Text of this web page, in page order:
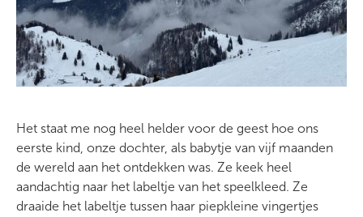
Het staat me nog heel helder voor de geest hoe ons
eerste kind, onze dochter, als babytje van vijf maanden
de wereld aan het ontdekken was. Ze keek heel
aandachtig naar het labeltje van het speelkleed. Ze
draaide het labeltje tussen haar piepkleine vingertjes